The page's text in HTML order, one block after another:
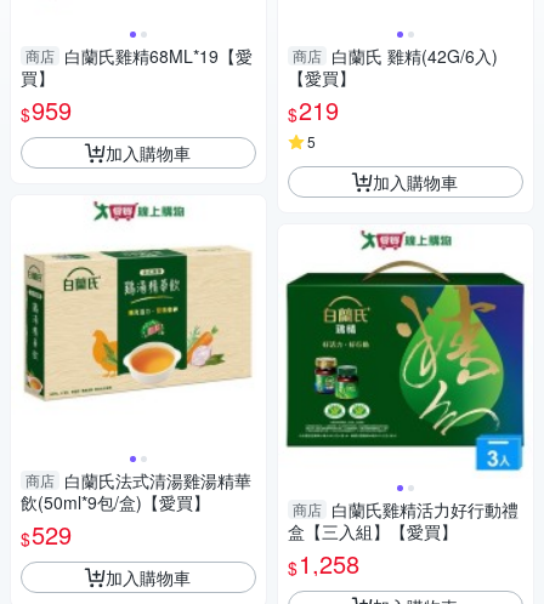
商店 白蘭氏雞精68ML*19【愛
買】
$959
加入購物車
商店 白蘭氏法式清湯雞湯精華
飲(50ml*9包/盒)【愛買】
$529
加入購物車
商店 白蘭氏 雞精(42G/6入)
【愛買】
$219
5
加入購物車
商店 白蘭氏雞精活力好行動禮
盒【三入組】【愛買】
$1,258